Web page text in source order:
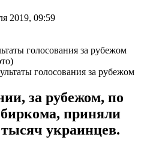
2019, 09:59
голосования за рубежом
за рубежом, по
приняли
тысяч украинцев.